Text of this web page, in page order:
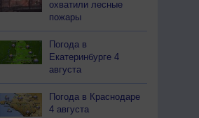
охватили лесные
пожары
Погода в
Екатеринбурге 4
августа
Погода в Краснодаре
4 августа